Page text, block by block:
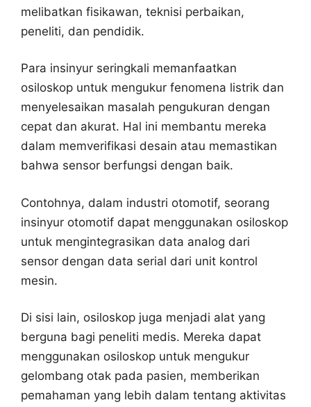
melibatkan fisikawan, teknisi perbaikan,
peneliti, dan pendidik.
Para insinyur seringkali memanfaatkan
osiloskop untuk mengukur fenomena listrik dan
menyelesaikan masalah pengukuran dengan
cepat dan akurat. Hal ini membantu mereka
dalam memverifikasi desain atau memastikan
bahwa sensor berfungsi dengan baik.
Contohnya, dalam industri otomotif, seorang
insinyur otomotif dapat menggunakan osiloskop
untuk mengintegrasikan data analog dari
sensor dengan data serial dari unit kontrol
mesin.
Di sisi lain, osiloskop juga menjadi alat yang
berguna bagi peneliti medis. Mereka dapat
menggunakan osiloskop untuk mengukur
gelombang otak pada pasien, memberikan
pemahaman yang lebih dalam tentang aktivitas